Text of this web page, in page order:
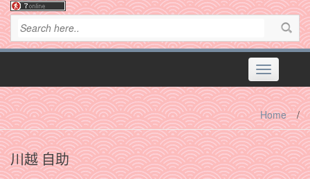
Toggle
navigation
Home /
川越 自助